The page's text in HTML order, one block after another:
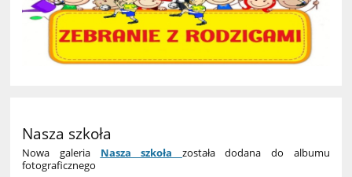
Nasza szkoła
Nowa galeria Nasza szkoła została dodana do albumu
fotograficznego